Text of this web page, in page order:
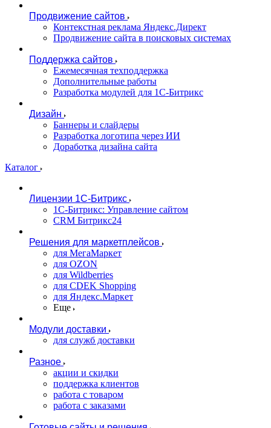
Продвижение сайтов
Контекстная реклама Яндекс.Директ
Продвижение сайта в поисковых системах
Поддержка сайтов
Ежемесячная техподдержка
Дополнительные работы
Разработка модулей для 1С-Битрикс
Дизайн
Баннеры и слайдеры
Разработка логотипа через ИИ
Доработка дизайна сайта
Каталог
Лицензии 1С-Битрикс
1С-Битрикс: Управление сайтом
CRM Битрикс24
Решения для маркетплейсов
для МегаМаркет
для OZON
для Wildberries
для CDEK Shopping
для Яндекс.Маркет
Еще
Модули доставки
для служб доставки
Разное
акции и скидки
поддержка клиентов
работа с товаром
работа с заказами